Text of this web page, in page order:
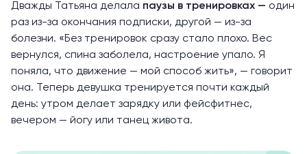
Дважды Татьяна делала паузы в тренировках — один
раз из-за окончания подписки, другой — из-за
болезни. «Без тренировок сразу стало плохо. Вес
вернулся, спина заболела, настроение упало. Я
поняла, что движение — мой способ жить», — говорит
она. Теперь девушка тренируется почти каждый
день: утром делает зарядку или фейсфитнес,
вечером — йогу или танец живота.